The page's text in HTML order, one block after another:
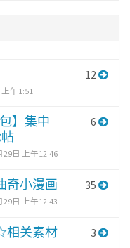
午1:51
12
】集中
29日 上午12:46
6
奇小漫画
29日 上午12:43
35
相关素材
3